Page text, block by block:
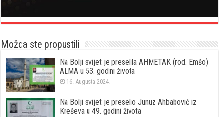
Možda ste propustili
Na Bolji svijet je preselila AHMETAK (rod. Emšo)
ALMA u 53. godini života
16. Augusta 2024.
Na Bolji svijet je preselio Junuz Ahbabović iz
Kreševa u 49. godini života